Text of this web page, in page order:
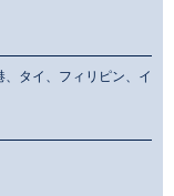
タイ、フィリピン、イ